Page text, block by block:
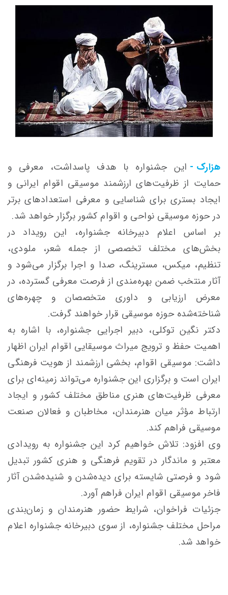
هزارک - این جشنواره با هدف پاسداشت، معرفی و
حمایت از ظرفیت‌های ارزشمند موسیقی اقوام ایرانی و
ایجاد بستری برای شناسایی و معرفی استعدادهای برتر
در حوزه موسیقی نواحی و اقوام کشور برگزار خواهد شد.
بر اساس اعلام دبیرخانه جشنواره، این رویداد در
بخش‌های مختلف تخصصی از جمله شعر، ملودی،
تنظیم، میکس، مسترینگ، صدا و اجرا برگزار می‌شود و
آثار منتخب ضمن بهره‌مندی از فرصت معرفی گسترده، در
معرض ارزیابی و داوری متخصصان و چهره‌های
شناخته‌شده حوزه موسیقی قرار خواهند گرفت.
دکتر نگین توکلی، دبیر اجرایی جشنواره، با اشاره به
اهمیت حفظ و ترویج میراث موسیقایی اقوام ایران اظهار
داشت: موسیقی اقوام، بخشی ارزشمند از هویت فرهنگی
ایران است و برگزاری این جشنواره می‌تواند زمینه‌ای برای
معرفی ظرفیت‌های هنری مناطق مختلف کشور و ایجاد
ارتباط مؤثر میان هنرمندان، مخاطبان و فعالان صنعت
موسیقی فراهم کند.
وی افزود: تلاش خواهیم کرد این جشنواره به رویدادی
معتبر و ماندگار در تقویم فرهنگی و هنری کشور تبدیل
شود و فرصتی شایسته برای دیده‌شدن و شنیده‌شدن آثار
فاخر موسیقی اقوام ایران فراهم آورد.
جزئیات فراخوان، شرایط حضور هنرمندان و زمان‌بندی
مراحل مختلف جشنواره، از سوی دبیرخانه جشنواره اعلام
خواهد شد.